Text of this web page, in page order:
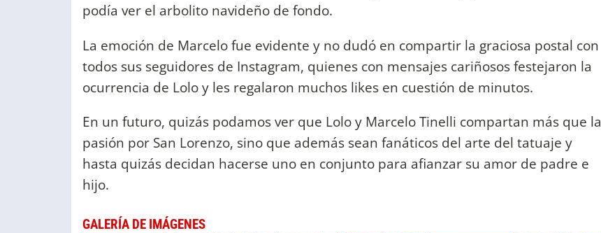
podía ver el arbolito navideño de fondo.
La emoción de Marcelo fue evidente y no dudó en compartir la graciosa postal con
todos sus seguidores de Instagram, quienes con mensajes cariñosos festejaron la
ocurrencia de Lolo y les regalaron muchos likes en cuestión de minutos.
En un futuro, quizás podamos ver que Lolo y Marcelo Tinelli compartan más que la
pasión por San Lorenzo, sino que además sean fanáticos del arte del tatuaje y
hasta quizás decidan hacerse uno en conjunto para afianzar su amor de padre e
hijo.
GALERÍA DE IMÁGENES